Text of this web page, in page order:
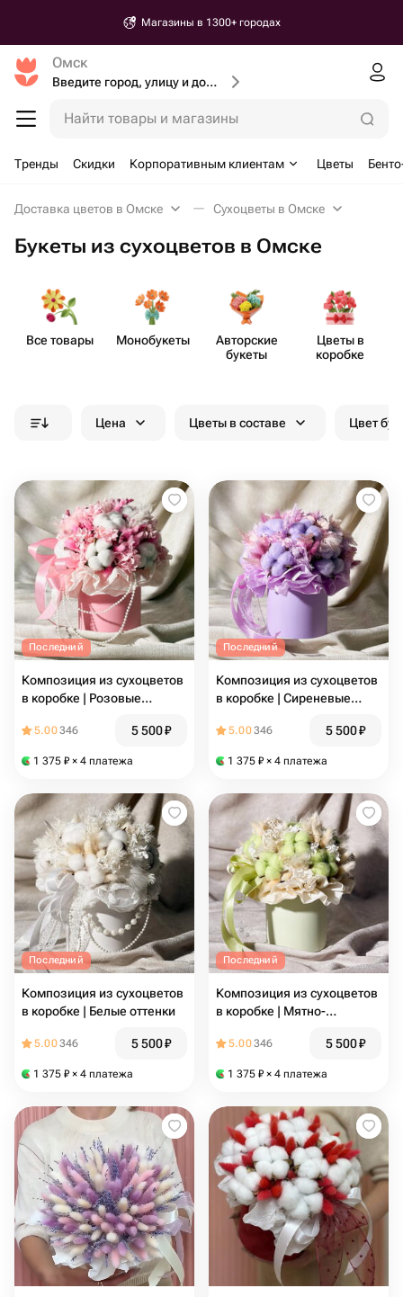
Доставка от 30 минут
Омск
Введите город, улицу и дом доставки
Найти товары и магазины
Тренды Скидки Корпоративным клиентам Цветы
Доставка цветов в Омске Сухоцветы в Омске
Букеты из сухоцветов в Омске
Все товары Моно​букеты
Авторские
букеты
Цветы в
коробке
Цена Цветы в составе Цвет
Последний
Композиция из сухоцветов
в коробке | Розовые
5.00346 5 500₽
1 375 ₽ × 4 платежа
Последний
Композиция из сухоцветов
в коробке | Сиреневые
5.00346 5 500₽
1 375 ₽ × 4 платежа
Последний
Композиция из сухоцветов
в коробке | Белые оттенки
5.00346 5 500₽
1 375 ₽ × 4 платежа
Последний
Композиция из сухоцветов
в коробке | Мятно-
5.00346 5 500₽
1 375 ₽ × 4 платежа